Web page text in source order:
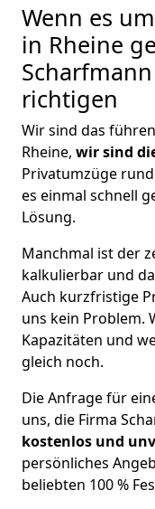
Wenn es
in Rheine
richtigen
Wir sind das
Rheine, wir sind
Privatumzüge
es einmal schnell
Lösung.
Manchmal ist der
kalkulierbar und
Auch kurzfristige
uns kein Problem.
Kapazitäten und
gleich noch.
Die Anfrage für
uns, die Firma
kostenlos und
persönliches
beliebten 100 %